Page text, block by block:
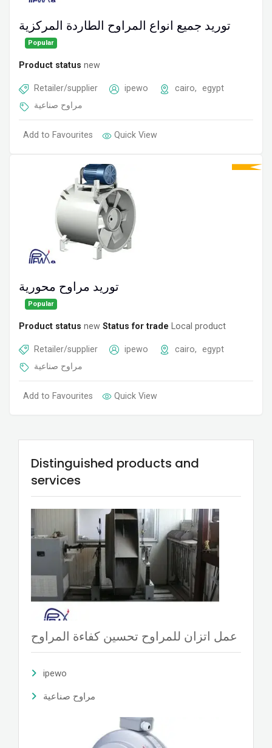
توريد جميع انواع المراوح الطاردة المركزية
Popular
Product status new
Retailer/supplier ipewo cairo,
egypt
مراوح صناعية
Add to Favourites Quick View
توريد مراوح محورية
Popular
Product status new Status for trade Local product
Retailer/supplier ipewo cairo,
egypt
مراوح صناعية
Add to Favourites Quick View
Distinguished products and
services
عمل اتزان للمراوح تحسين كفاءة المراوح
ipewo
مراوح صناعية